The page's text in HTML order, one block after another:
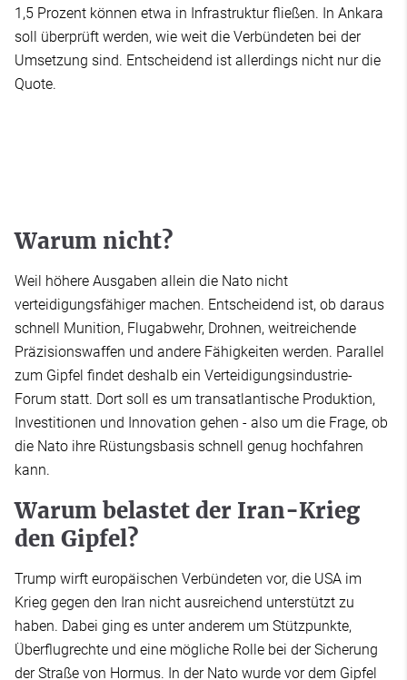
1,5 Prozent können etwa in Infrastruktur fließen. In Ankara
soll überprüft werden, wie weit die Verbündeten bei der
Umsetzung sind. Entscheidend ist allerdings nicht nur die
Quote.
Warum nicht?
Weil höhere Ausgaben allein die Nato nicht
verteidigungsfähiger machen. Entscheidend ist, ob daraus
schnell Munition, Flugabwehr, Drohnen, weitreichende
Präzisionswaffen und andere Fähigkeiten werden. Parallel
zum Gipfel findet deshalb ein Verteidigungsindustrie-
Forum statt. Dort soll es um transatlantische Produktion,
Investitionen und Innovation gehen - also um die Frage, ob
die Nato ihre Rüstungsbasis schnell genug hochfahren
kann.
Warum belastet der Iran-Krieg
den Gipfel?
Trump wirft europäischen Verbündeten vor, die USA im
Krieg gegen den Iran nicht ausreichend unterstützt zu
haben. Dabei ging es unter anderem um Stützpunkte,
Überflugrechte und eine mögliche Rolle bei der Sicherung
der Straße von Hormus. In der Nato wurde vor dem Gipfel